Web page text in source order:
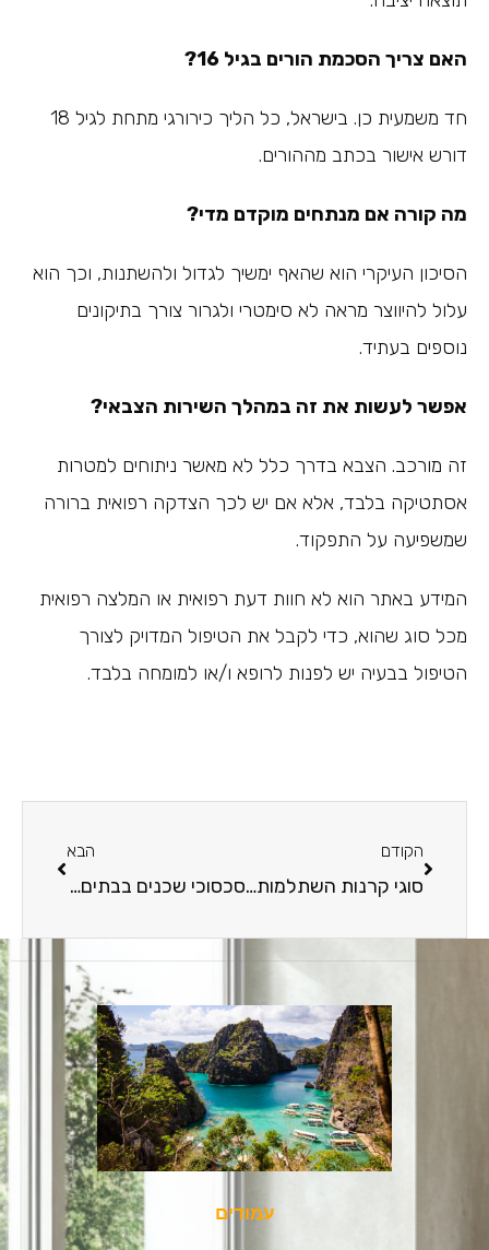
האם צריך הסכמת הורים בגיל 16?
חד משמעית כן. בישראל, כל הליך כירורגי מתחת לגיל 18
דורש אישור בכתב מההורים.
מה קורה אם מנתחים מוקדם מדי?
הסיכון העיקרי הוא שהאף ימשיך לגדול ולהשתנות, וכך הוא
עלול להיווצר מראה לא סימטרי ולגרור צורך בתיקונים
נוספים בעתיד.
אפשר לעשות את זה במהלך השירות הצבאי?
זה מורכב. הצבא בדרך כלל לא מאשר ניתוחים למטרות
אסתטיקה בלבד, אלא אם יש לכך הצדקה רפואית ברורה
שמשפיעה על התפקוד.
המידע באתר הוא לא חוות דעת רפואית או המלצה רפואית
מכל סוג שהוא, כדי לקבל את הטיפול המדויק לצורך
הטיפול בבעיה יש לפנות לרופא ו/או למומחה בלבד.
הקודם
סוגי קרנות השתלמות – מי מהן תתאים לפרופיל ההשקעה שלכם?
הבא
סכסוכי שכנים בבתים משותפים – כל מה שהורים צריכים לדעת
עמודים